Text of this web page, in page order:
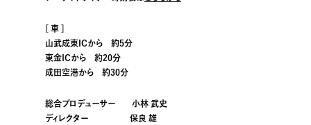
[ 車 ]
山武成東ICから 約5分
東金ICから 約20分
成田空港から 約30分
総合プロデューサー 小林 武史
ディレクター 保良 雄